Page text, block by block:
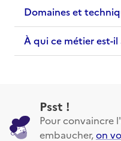
Domaines et
À qui ce métier est-il
Psst !
Pour convaincre
embaucher,on